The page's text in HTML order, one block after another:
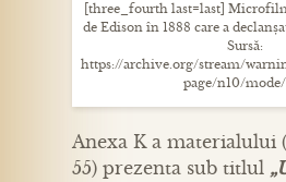
[three_fourth last=last]
de Edison în 1888 care a
Sursă:
https://archive.org/stream/
page/n10/mode/
Anexa K a materialului
55) prezenta sub titlul